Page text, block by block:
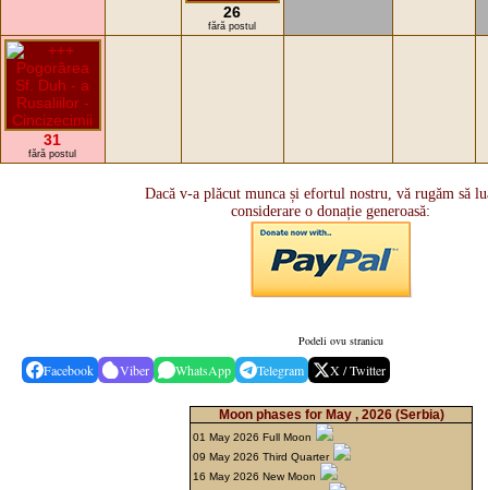
26
fără postul
31
fără postul
Dacă v-a plăcut munca și efortul nostru, vă rugăm să
considerare o donație generoasă:
Podeli ovu stranicu
Facebook Viber WhatsApp Telegram X / Twitter
Moon phases for May , 2026 (Serbia)
01 May 2026 Full Moon
09 May 2026 Third Quarter
16 May 2026 New Moon